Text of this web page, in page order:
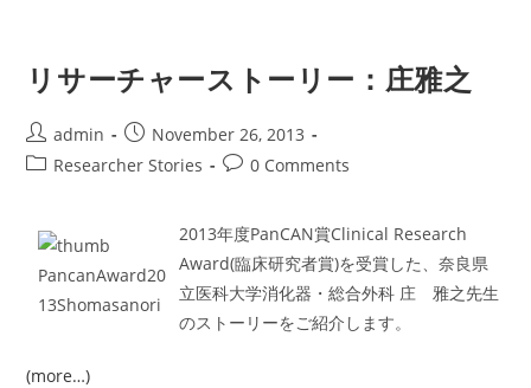
リサーチャーストーリー：庄雅之
Post
author:
admin
Post
published:
November 26, 2013
PostResearcher Stories
Post0 Comments
2013年度PanCAN賞Clinical Research
Award(臨床研究者賞)を受賞した、奈良県
立医科大学消化器・総合外科 庄 雅之先生
のストーリーをご紹介します。
(more…)